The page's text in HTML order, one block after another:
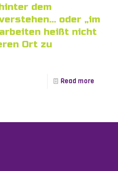
dem
oder „im
heißt nicht
Ort zu
Read more